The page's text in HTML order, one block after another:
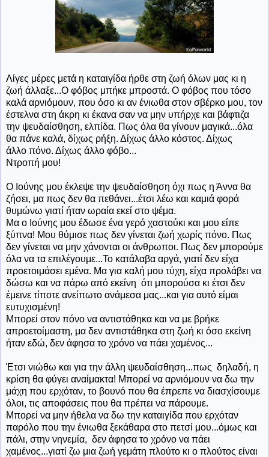
Λίγες μέρες μετά η καταιγίδα ήρθε στη ζωή όλων μας κι η
ζωή άλλαξε...Ο φόβος μπήκε μπροστά. Ο φόβος που τόσο
καλά αρνιόμουν, που όσο κι αν ένιωθα στον σβέρκο μου, τον
έστελνα στη άκρη κι έκανα σαν να μην υπήρχε και βάφτιζα
την ψευδαίσθηση, ελπίδα. Πως όλα θα γίνουν μαγικά...όλα
θα πάνε καλά, δίχως ρήξη. Δίχως άλλο κόστος. Δίχως
άλλο πόνο. Δίχως άλλο φόβο...
Ντροπή μου!
Ο Ιούνης μου έκλεψε την ψευδαίσθηση όχι πως η Άννα θα
ζήσει, μα πως δεν θα πεθάνει...έτσι λέω και καμιά φορά
θυμώνω γιατί ήταν ωραία εκεί στο ψέμα.
Μα ο Ιούνης μου έδωσε ένα γερό χαστούκι και μου είπε
ξύπνα! Μου θύμισε πως δεν γίνεται ζωή χωρίς πόνο. Πως
δεν γίνεται να μην χάνονται οι άνθρωποι. Πως δεν μπορούμε
όλα να τα επιλέγουμε...Το κατάλαβα αργά, γιατί δεν είχα
προετοιμάσει εμένα. Μα για καλή μου τύχη, είχα προλάβει να
δώσω και να πάρω από εκείνη ότι μπορούσα κι έτσι δεν
έμεινε τίποτε ανείπωτο ανάμεσα μας...και για αυτό είμαι
ευτυχισμένη!
Μπορεί στον πόνο να αντιστάθηκα και να με βρήκε
απροετοίμαστη, μα δεν αντιστάθηκα στη ζωή κι όσο εκείνη
ήταν εδώ, δεν άφησα το χρόνο να πάει χαμένος...
Έτσι νιώθω και για την άλλη ψευδαίσθηση...πως δηλαδή, η
κρίση θα φύγει αναίμακτα! Μπορεί να αρνιόμουν να δω την
μάχη που ερχόταν, το βουνό που θα έπρεπε να διασχίσουμε
όλοι, τις αποφάσεις που θα πρέπει να πάρουμε.
Μπορεί να μην ήθελα να δω την καταιγίδα που ερχόταν
παρόλο που την ένιωθα ξεκάθαρα στο πετσί μου...όμως και
πάλι, στην νηνεμία, δεν άφησα το χρόνο να πάει
χαμένος...γιατί ζω μια ζωή γεμάτη πλούτο κι ο πλούτος είναι